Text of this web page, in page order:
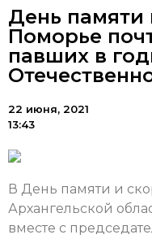
День памяти
Поморье
павших в
22 июня, 2021
13:43
В День памяти и
Архангельской
вместе с